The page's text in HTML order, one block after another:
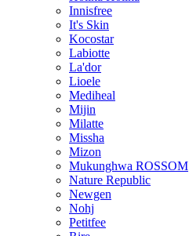
Innisfree
It's Skin
Kocostar
Labiotte
La'dor
Lioele
Mediheal
Mijin
Milatte
Missha
Mizon
Mukunghwa ROSSOM
Nature Republic
Newgen
Nohj
Petitfee